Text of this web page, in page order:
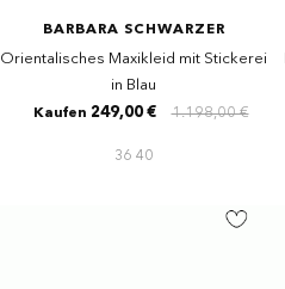
BARBARA SCHWARZER
Orientalisches Maxikleid mit Stickerei
in Blau
1.198,00 €
Kaufen 249,00 €
36 40